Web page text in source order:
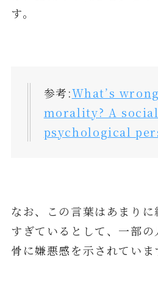
す。
参考:What’s
morality? A
psychological
なお、この言葉はあまり
すぎているとして、一部
骨に嫌悪感を示されていま